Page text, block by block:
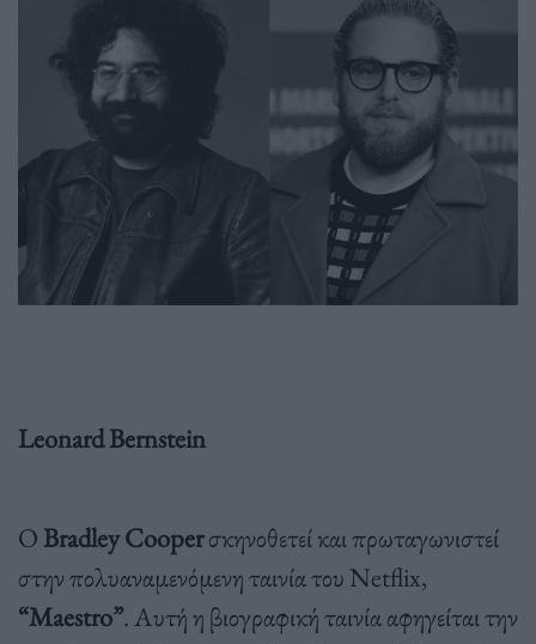
Leonard Bernstein
ΟBradley Cooperσκηνοθετεί και πρωταγωνιστεί
στην πολυαναμενόμενη ταινία του Netflix,
“Maestro”. Αυτή η βιογραφική ταινία αφηγείται την